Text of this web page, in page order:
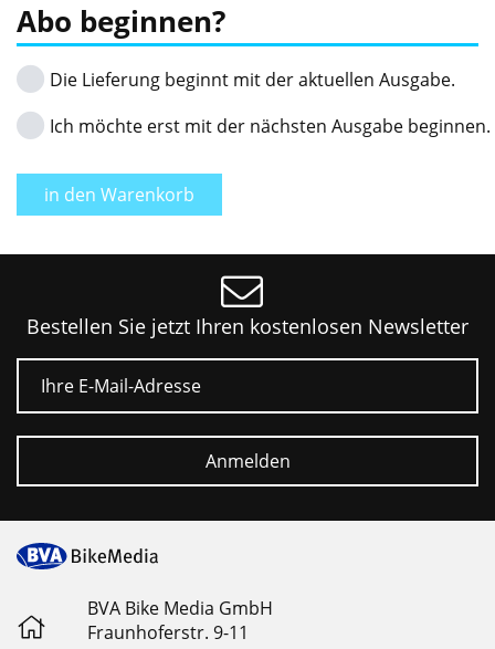
Abo beginnen?
Die Lieferung beginnt mit der aktuellen Ausgabe.
Ich möchte erst mit der nächsten Ausgabe beginnen.
in den Warenkorb
Bestellen Sie jetzt Ihren kostenlosen Newsletter
E-Mail
Anmelden
BVA Bike Media GmbH
Fraunhoferstr. 9-11